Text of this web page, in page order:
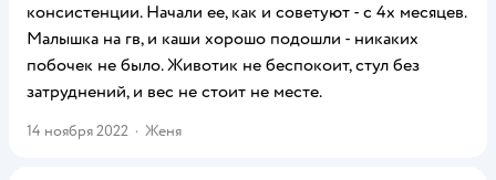
консистенции. Начали ее, как и советуют - с 4х месяцев.
Малышка на гв, и каши хорошо подошли - никаких
побочек не было. Животик не беспокоит, стул без
затруднений, и вес не стоит не месте.
14 ноября 2022 · Женя